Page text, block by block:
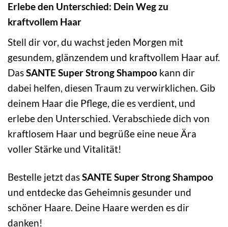
Erlebe den Unterschied: Dein Weg zu
kraftvollem Haar
Stell dir vor, du wachst jeden Morgen mit
gesundem, glänzendem und kraftvollem Haar auf.
DasSANTE Super Strong Shampoo kann dir
dabei helfen, diesen Traum zu verwirklichen. Gib
deinem Haar die Pflege, die es verdient, und
erlebe den Unterschied. Verabschiede dich von
kraftlosem Haar und begrüße eine neue Ära
voller Stärke und Vitalität!
Bestelle jetzt dasSANTE Super Strong Shampoo
und entdecke das Geheimnis gesunder und
schöner Haare. Deine Haare werden es dir
danken!